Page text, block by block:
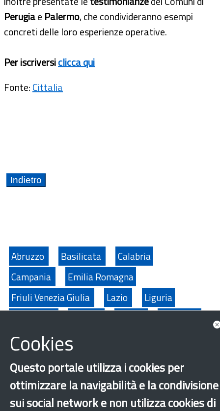
Perugiae Palermo, che condivideranno esempi
concreti delle loro esperienze operative.
Per iscriversiclicca qui
Fonte:Cittalia
Abruzzo Basilicata
Calabria
Campania
Emilia Romagna
Friuli Venezia Giulia
Lazio
Liguria
Provincia Autonoma di Trento
Sicilia
Valle D'Aosta
Veneto
Integrazione
Presenza nel territorio
Altri comuni
Cookies
Questo portale utilizza i cookies per
ottimizzare la navigabilità e la condivisione
sui social network e non utilizza cookies di